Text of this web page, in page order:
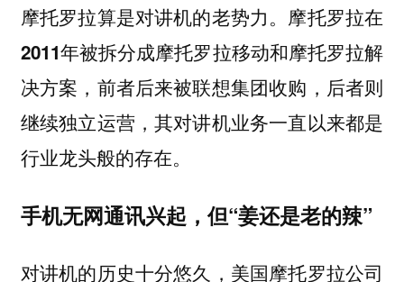
摩托罗拉算是对讲机的老势力。 摩托罗拉在
2011年被拆分成摩托罗拉移动和摩托罗拉解
决方案，前者后来被联想集团收购，后者则
继续独立运营，其对讲机业务一直以来都是
行业龙头般的存在。
手机无网通讯兴起，但“姜还是老的辣”
对讲机的历史十分悠久，美国摩托罗拉公司